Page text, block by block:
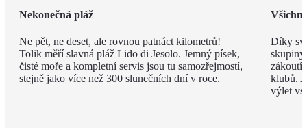
Nekonečná pláž
Ne pět, ne deset, ale rovnou patnáct kilometrů!
Tolik měří slavná pláž Lido di Jesolo. Jemný písek,
čisté moře a kompletní servis jsou tu samozřejmostí,
stejně jako více než 300 slunečních dní v roce.
Díky
zákoutí,
klubů.
výlet